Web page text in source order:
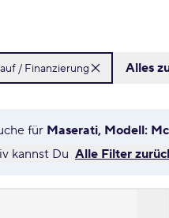
/ Finanzierung Alles
für Maserati, Modell:
kannst Du Alle Filter